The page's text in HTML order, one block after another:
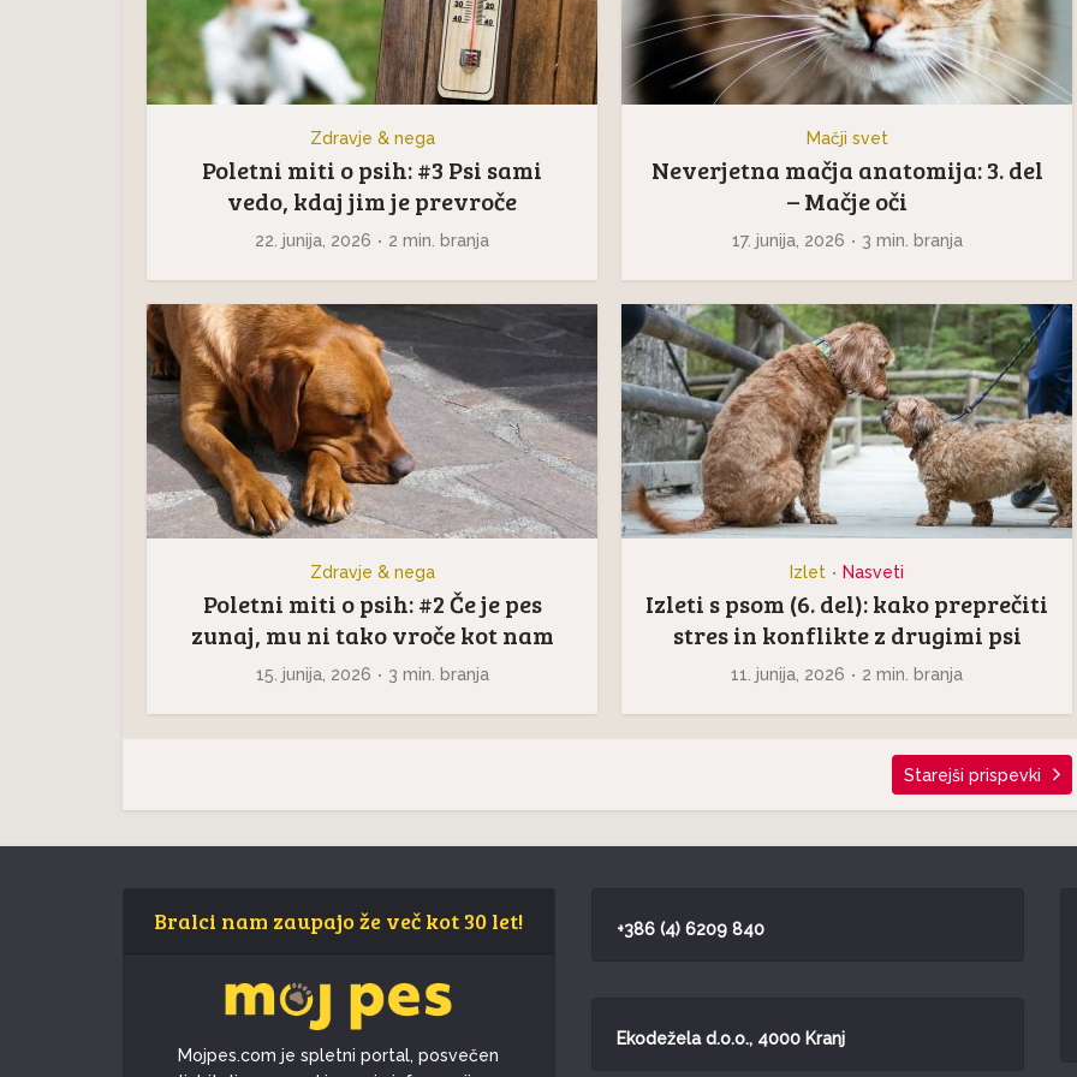
Zdravje & nega
Poletni miti o psih: #3 Psi sami
vedo, kdaj jim je prevroče
22. junija, 2026 2 min. branja
Mačji svet
Neverjetna mačja anatomija: 3. del
– Mačje oči
17. junija, 2026 3 min. branja
Zdravje & nega
Poletni miti o psih: #2 Če je pes
zunaj, mu ni tako vroče kot nam
15. junija, 2026 3 min. branja
Izlet • Nasveti
Izleti s psom (6. del): kako preprečiti
stres in konflikte z drugimi psi
11. junija, 2026 2 min. branja
Starejši prispevki
Bralci nam zaupajo že več kot 30 let!
Mojpes.com je spletni portal, posvečen
+386 (4) 6209 840
Ekodežela d.o.o., 4000 Kranj